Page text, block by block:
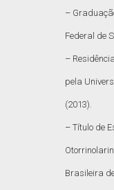
–
Federal de
–
pela
(2013).
– Título de
Brasileira